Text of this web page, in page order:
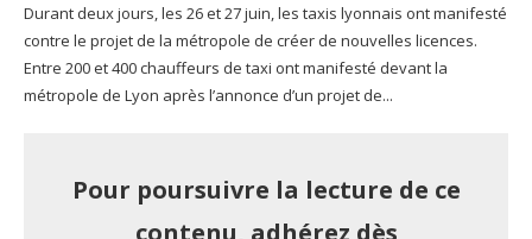
Durant deux jours, les 26 et 27 juin, les taxis lyonnais ont manifesté
contre le projet de la métropole de créer de nouvelles licences.
Entre 200 et 400 chauffeurs de taxi ont manifesté devant la
métropole de Lyon après l’annonce d’un projet de...
Pour poursuivre la lecture de ce
contenu, adhérez dès